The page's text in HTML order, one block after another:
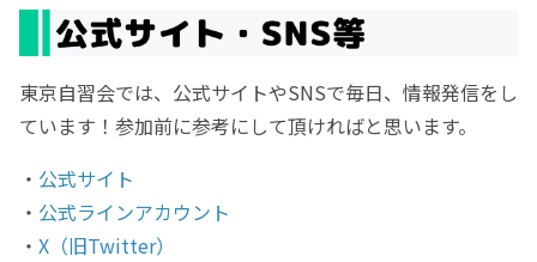
東京自習会では、公式サイトやSNSで毎日、情報発信をし
ています！参加前に参考にして頂ければと思います。
・ 公式サイト
・ 公式ラインアカウント
・ X（旧Twitter）